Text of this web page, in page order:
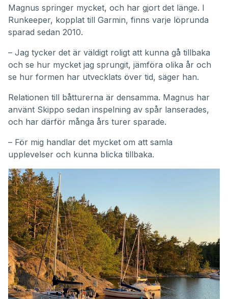
Magnus springer mycket, och har gjort det länge. I
Runkeeper, kopplat till Garmin, finns varje löprunda
sparad sedan 2010.
– Jag tycker det är väldigt roligt att kunna gå tillbaka
och se hur mycket jag sprungit, jämföra olika år och
se hur formen har utvecklats över tid, säger han.
Relationen till båtturerna är densamma. Magnus har
använt Skippo sedan inspelning av spår lanserades,
och har därför många års turer sparade.
– För mig handlar det mycket om att samla
upplevelser och kunna blicka tillbaka.